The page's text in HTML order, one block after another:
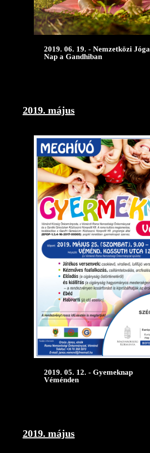
2019. 06. 19. - Nemzetközi Jóga
Nap a Gandhiban
2019. május
2019. 05. 12. - Gyemeknap
Véménden
2019. május